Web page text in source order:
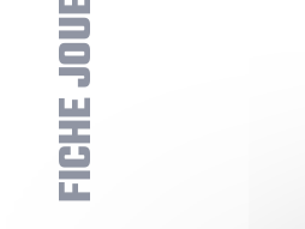
FICHE JOUEUR